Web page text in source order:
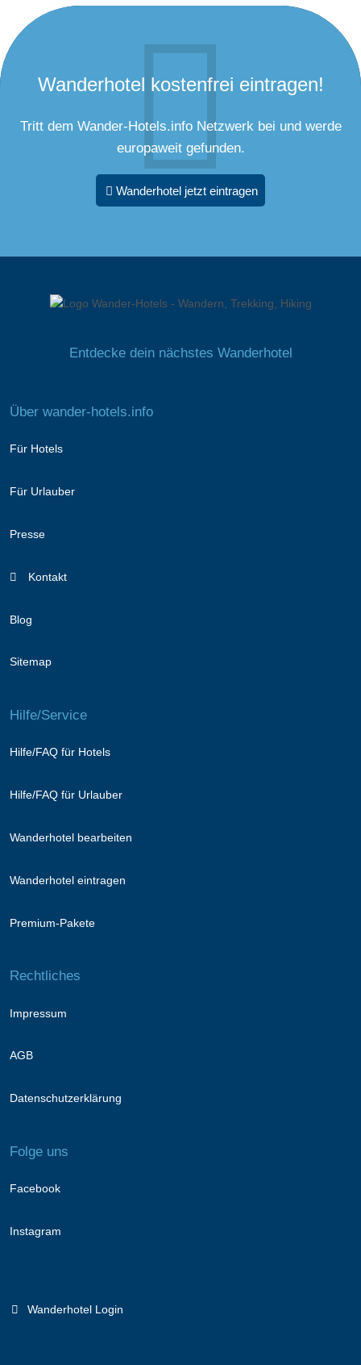
Wanderhotel kostenfrei eintragen!
Tritt dem Wander-Hotels.info Netzwerk bei und werde
europaweit gefunden.
Wanderhotel jetzt eintragen
Entdecke dein nächstes Wanderhotel
Über wander-hotels.info
Für Hotels
Für Urlauber
Presse
Kontakt
Blog
Sitemap
Hilfe/Service
Hilfe/FAQ für Hotels
Hilfe/FAQ für Urlauber
Wanderhotel bearbeiten
Wanderhotel eintragen
Premium-Pakete
Rechtliches
Impressum
AGB
Datenschutzerklärung
Folge uns
Facebook
Instagram
Wanderhotel Login